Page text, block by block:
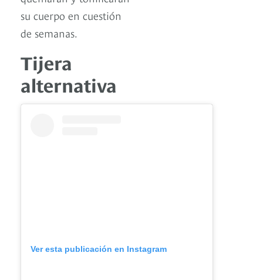
su cuerpo en cuestión
de semanas.
Tijera
alternativa
Ver esta publicación en Instagram